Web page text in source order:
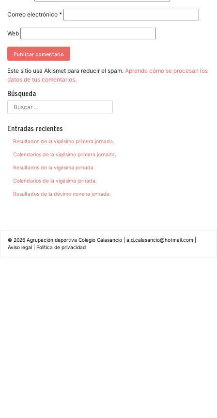
Correo electrónico *
Web
Este sitio usa Akismet para reducir el spam. Aprende cómo se procesan los
datos de tus comentarios.
Búsqueda
Entradas recientes
Resultados de la vigésimo primera jornada.
Calendarios de la vigésimo primera jornada.
Resultados de la vigésima jornada.
Calendarios de la vigésima jornada.
Resultados de la décimo novena jornada.
© 2026 Agrupación deportiva Colegio Calasancio a.d.calasancio@hotmail.com
Aviso legal
Política de privacidad